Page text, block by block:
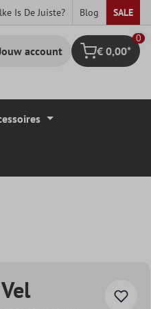
Is De Juiste? Blog SALE
account Winkelmandje
0
€ 0,00*